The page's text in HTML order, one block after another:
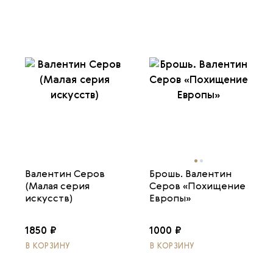
Валентин Серов
(Малая серия
искусств)
1850 ₽
В КОРЗИНУ
Брошь. Валентин
Серов «Похищение
Европы»
1000 ₽
В КОРЗИНУ